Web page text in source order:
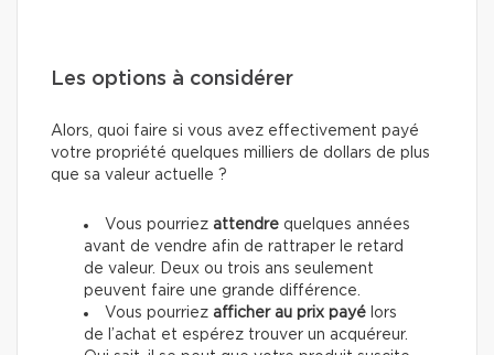
Les options à considérer
Alors, quoi faire si vous avez effectivement payé
votre propriété quelques milliers de dollars de plus
que sa valeur actuelle ?
Vous pourriez attendre quelques années
avant de vendre afin de rattraper le retard
de valeur. Deux ou trois ans seulement
peuvent faire une grande différence.
Vous pourriez afficher au prix payé lors
de l’achat et espérez trouver un acquéreur.